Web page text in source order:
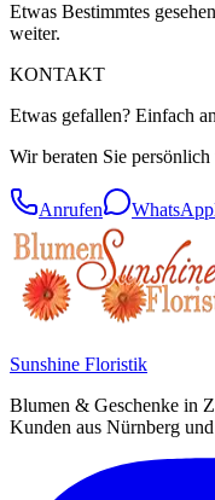
Etwas Bestimmtes
weiter.
KONTAKT
Etwas gefallen? Einfach
Wir beraten Sie
Anrufen WhatsApp
Sunshine Floristik
Blumen & Geschenke in
Kunden aus Nürnberg